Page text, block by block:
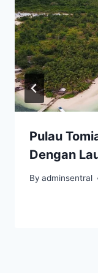
Pulau
Dengan
By adminsentral